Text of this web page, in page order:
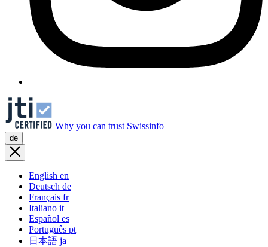
Why you can trust Swissinfo
de
English en
Deutsch de
Français fr
Italiano it
Español es
Português pt
日本語 ja